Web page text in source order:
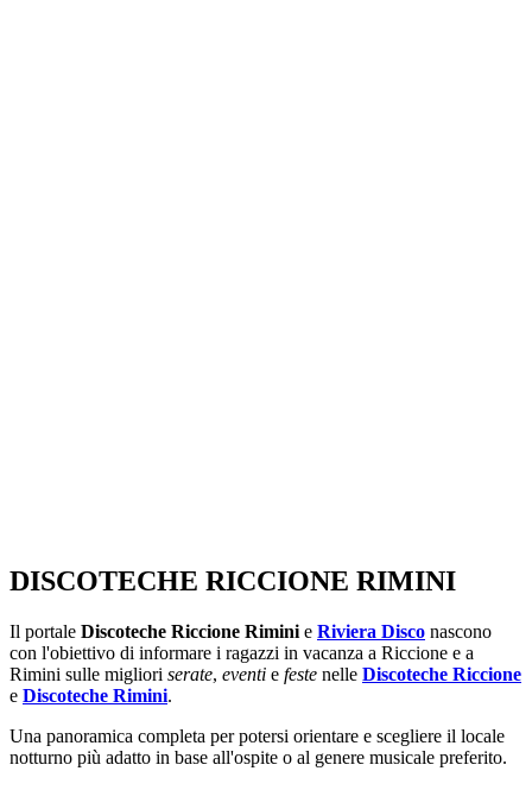
DISCOTECHE RICCIONE RIMINI
Il portale Discoteche Riccione Rimini e Riviera Disco nascono
con l'obiettivo di informare i ragazzi in vacanza a Riccione e a
Rimini sulle migliori serate, eventi e feste nelle Discoteche Riccione
e Discoteche Rimini.
Una panoramica completa per potersi orientare e scegliere il locale
notturno più adatto in base all'ospite o al genere musicale preferito.